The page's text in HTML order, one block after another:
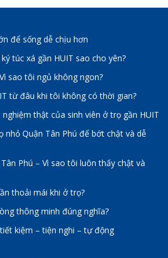
để sống dễ chịu hơn
túc xá gần HUIT sao cho yên?
sao tôi ngủ không ngon?
từ đâu khi tôi không có thời gian?
nghiệm thật của sinh viên ở trọ gần HUIT
nhỏ Quận Tân Phú để bớt chật và dễ
Phú – Vì sao tôi luôn thấy chật và
thoải mái khi ở trọ?
thông minh đúng nghĩa?
kiệm – tiện nghi – tự động